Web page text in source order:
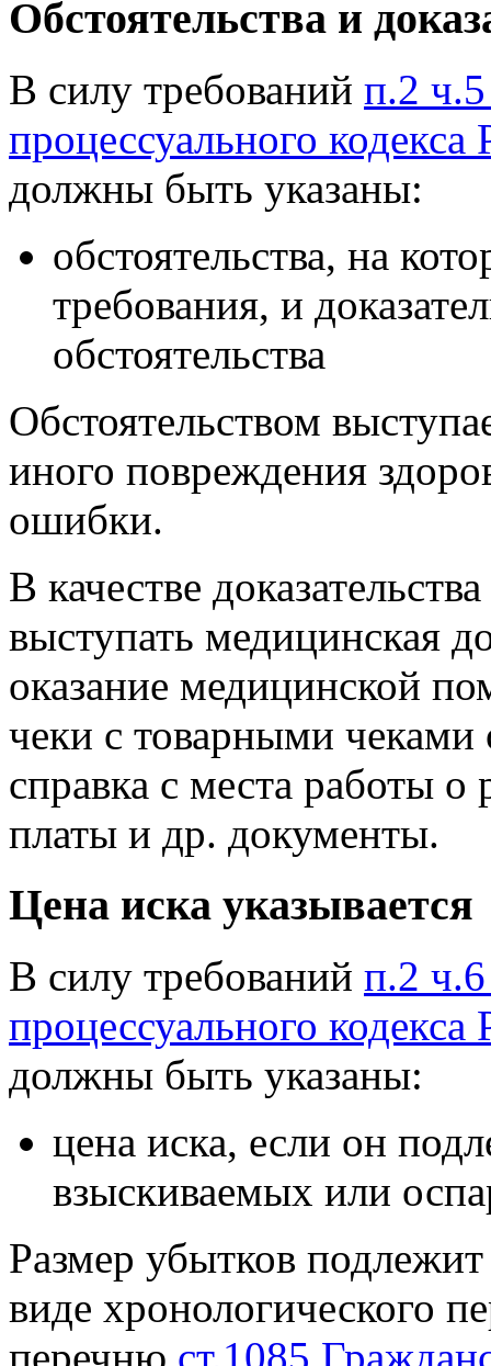
Обстоятельства и
В силу требований п.2
процессуального кодекса
должны быть указаны:
обстоятельства, на
требования, и
обстоятельства
Обстоятельством
иного повреждения
ошибки.
В качестве
выступать медицинская
оказание медицинской
чеки с товарными
справка с места работы о
платы и др. документы.
Цена иска указывается
В силу требований п.2
процессуального кодекса
должны быть указаны:
цена иска, если он
взыскиваемых или
Размер убытков
виде хронологического
перечню ст.1085